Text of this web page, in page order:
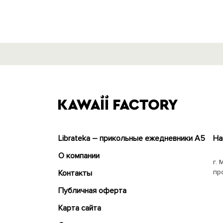
Librateka – прикольные ежедневники А5
О компании
Контакты
Публичная оферта
Карта сайта
г.